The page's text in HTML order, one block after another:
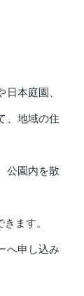
本庭園、
、地域の住
公園内を散
ます。
へ申し込み